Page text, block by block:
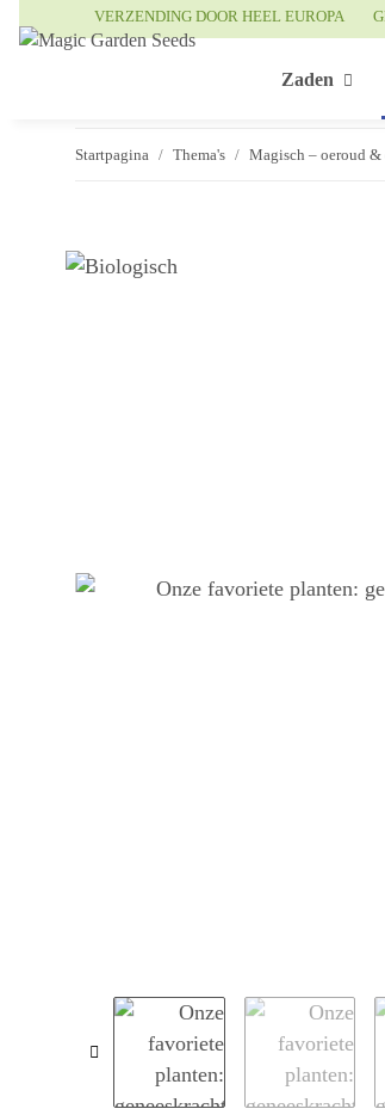
VERZENDING DOOR HEEL EUROPA
Zaden
Startpagina Thema's Magisch – oeroud &